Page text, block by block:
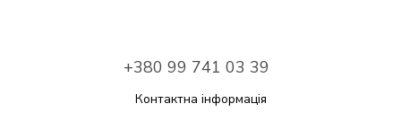
+380 99 741 03 39
Контактна інформація